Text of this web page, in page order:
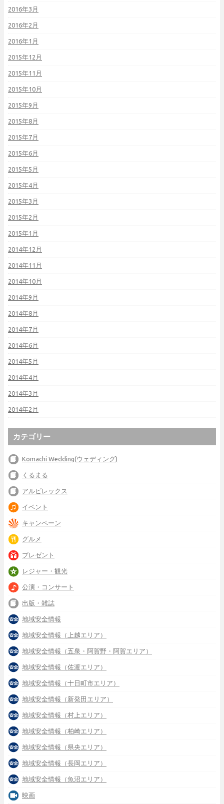
2016年3月
2016年2月
2016年1月
2015年12月
2015年11月
2015年10月
2015年9月
2015年8月
2015年7月
2015年6月
2015年5月
2015年4月
2015年3月
2015年2月
2015年1月
2014年12月
2014年11月
2014年10月
2014年9月
2014年8月
2014年7月
2014年6月
2014年5月
2014年4月
2014年3月
2014年2月
カテゴリー
Komachi Wedding(ウェディング)
くるまる
アルビレックス
イベント
キャンペーン
グルメ
プレゼント
レジャー・観光
公演・コンサート
出版・雑誌
地域安全情報
地域安全情報（上越エリア）
地域安全情報（五泉・阿賀野・阿賀エリア）
地域安全情報（佐渡エリア）
地域安全情報（十日町市エリア）
地域安全情報（新発田エリア）
地域安全情報（村上エリア）
地域安全情報（柏崎エリア）
地域安全情報（県央エリア）
地域安全情報（長岡エリア）
地域安全情報（魚沼エリア）
映画